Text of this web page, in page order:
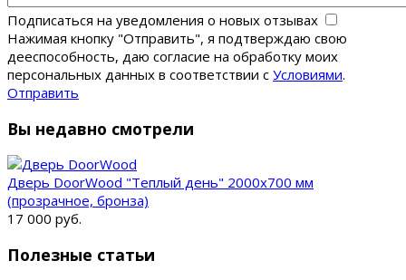
Подписаться на уведомления о новых отзывах
Нажимая кнопку "Отправить", я подтверждаю свою
дееспособность, даю согласие на обработку моих
персональных данных в соответствии с Условиями.
Отправить
Вы недавно смотрели
Дверь DoorWood "Теплый день" 2000х700 мм
(прозрачное, бронза)
17 000 руб.
Полезные статьи